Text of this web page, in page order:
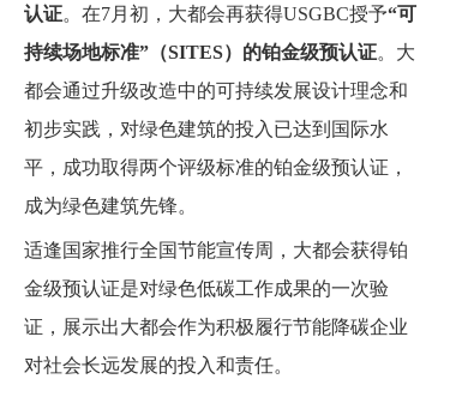
认证。在7月初，大都会再获得USGBC授予“可
持续场地标准”（SITES）的铂金级预认证。大
都会通过升级改造中的可持续发展设计理念和
初步实践，对绿色建筑的投入已达到国际水
平，成功取得两个评级标准的铂金级预认证，
成为绿色建筑先锋。
适逢国家推行全国节能宣传周，大都会获得铂
金级预认证是对绿色低碳工作成果的一次验
证，展示出大都会作为积极履行节能降碳企业
对社会长远发展的投入和责任。